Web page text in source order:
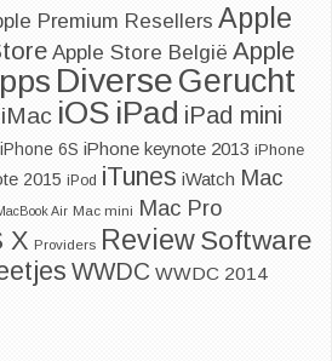
Premium Resellers Apple
Apple Store België Apple
Diverse Gerucht
iMac iOS iPad iPad mini
iPhone 6S iPhone keynote 2013 iPhone
2015 iPod iTunes iWatch Mac
Air Mac mini Mac Pro
X Providers ReviewSoftware
WWDC WWDC 2014